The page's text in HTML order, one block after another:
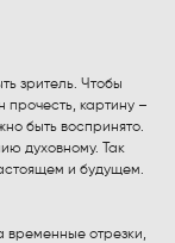
зритель. Чтобы
прочесть, картину –
быть воспринято.
духовному. Так
и будущем.
временные отрезки,